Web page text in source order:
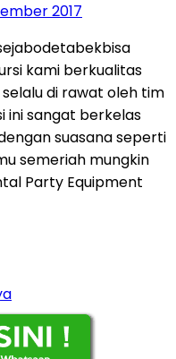
2017
kami berkualitas
di rawat oleh tim
ini sangat berkelas
suasana seperti
semeriah mungkin
Party Equipment